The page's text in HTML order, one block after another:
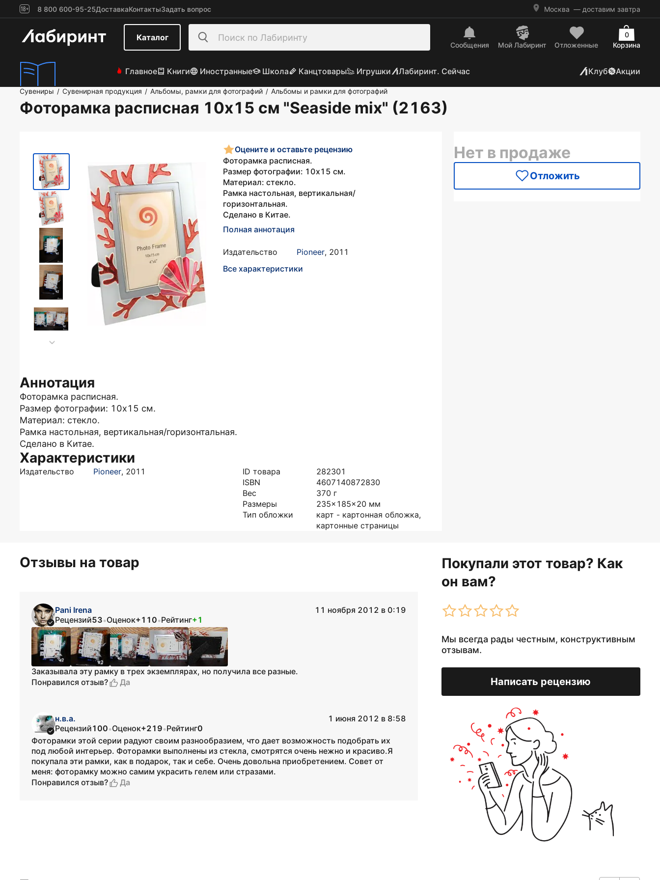
8 800 600-95-25ДоставкаКонтактыЗадать вопрос Москва — доставим завтра
Каталог
Сообщения Mой Лабиринт Отложенные Корзина
0
Главное Книги Иностранные Школа Канцтовары Игрушки Лабиринт. Сейчас Клуб Акции
Сувениры / Сувенирная продукция / Альбомы, рамки для фотографий / Альбомы и рамки для фотографий
Фоторамка расписная 10х15 см "Seaside mix" (2163)
Оцените и оставьте рецензию
Фоторамка расписная.
Размер фотографии: 10х15 см.
Материал: стекло.
Рамка настольная, вертикальная/
горизонтальная.
Сделано в Китае.
Полная аннотация
Издательство Pioneer, 2011
Все характеристики
Аннотация
Фоторамка расписная.
Размер фотографии: 10х15 см.
Материал: стекло.
Рамка настольная, вертикальная/горизонтальная.
Сделано в Китае.
Характеристики
Издательство Pioneer, 2011 ID товара
282301
ISBN
4607140872830
Вес
370 г
Размеры
235x185x20 мм
Тип обложки
карт - картонная обложка,
картонные страницы
Нет в продаже
Отложить
Отзывы на товар
Покупали этот товар? Как
он вам?
Мы всегда рады честным, конструктивным
отзывам.
Написать рецензию
Pani Irena
11 ноября 2012 в 0:19
Рецензий53•Оценок+110•Рейтинг+1
Заказывала эту рамку в трех экземплярах, но получила все разные.
Понравился отзыв?
Да
н.в.а.
1 июня 2012 в 8:58
Рецензий100•Оценок+219•Рейтинг0
Фоторамки этой серии радуют своим разнообразием, что дает возможность подобрать их
под любой интерьер. Фоторамки выполнены из стекла, смотрятся очень нежно и красиво.Я
покупала эти рамки, как в подарок, так и себе. Очень довольна приобретением. Совет от
меня: фоторамку можно самим украсить гелем или стразами.
Понравился отзыв?
Да